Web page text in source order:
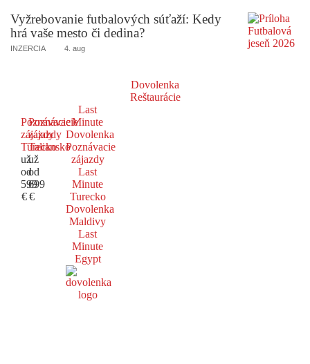
Vyžrebovanie futbalových súťaží: Kedy
hrá vaše mesto či dedina?
INZERCIA 4. aug
Dovolenka
Reštaurácie
Poznávacie
zájazdy
Turecko
už
od
599
€
Poznávacie
zájazdy
Taliansko
už
od
699
€
Last
Minute
Dovolenka
Poznávacie
zájazdy
Last
Minute
Turecko
Dovolenka
Maldivy
Last
Minute
Egypt